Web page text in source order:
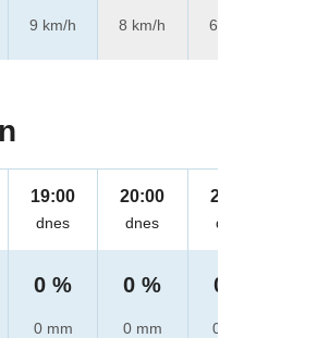
9 km/h
8 km/h
6 km/h
19:00
dnes
0 %
0 mm
20:00
dnes
0 %
0 mm
21:00
dnes
0 %
0 mm